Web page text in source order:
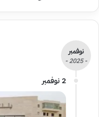
نوفمبر
- 2025 -
2 نوفمبر